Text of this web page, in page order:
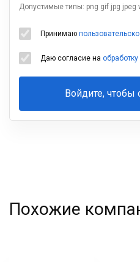
Допустимые типы: png gif jpg jpeg
Принимаю
Даю согласие на
Войдите, чтобы
Ваша
Похожие